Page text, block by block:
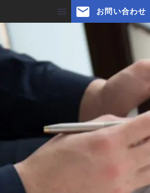
お問い合わせ